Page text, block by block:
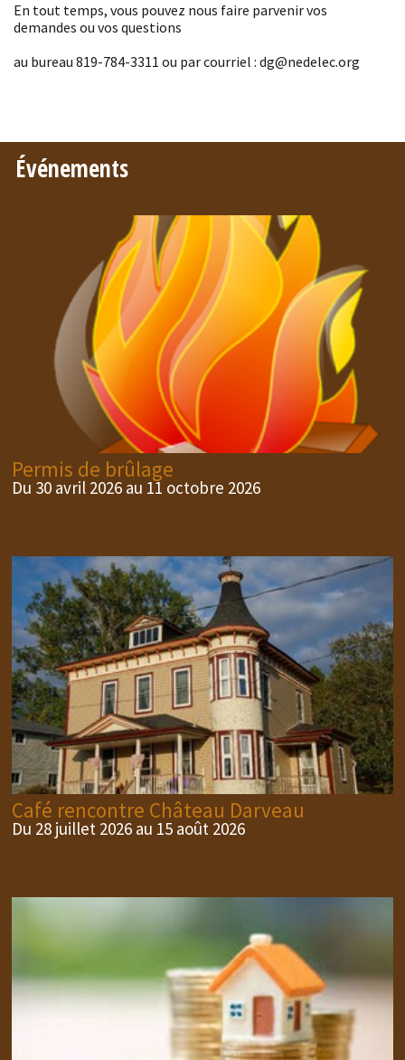
En tout temps, vous pouvez nous faire parvenir vos
demandes ou vos questions
au bureau 819-784-3311 ou par courriel : dg@nedelec.org
Événements
Permis de brûlage
Du 30 avril 2026 au 11 octobre 2026
Café rencontre Château Darveau
Du 28 juillet 2026 au 15 août 2026